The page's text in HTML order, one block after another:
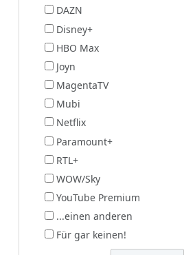
DAZN
Disney+
HBO Max
Joyn
MagentaTV
Mubi
Netflix
Paramount+
RTL+
WOW/Sky
YouTube Premium
...einen anderen
Für gar keinen!